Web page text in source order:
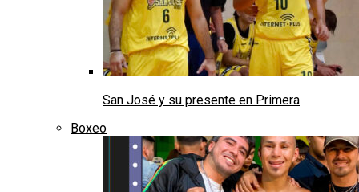
San José y su presente en Primera
Boxeo